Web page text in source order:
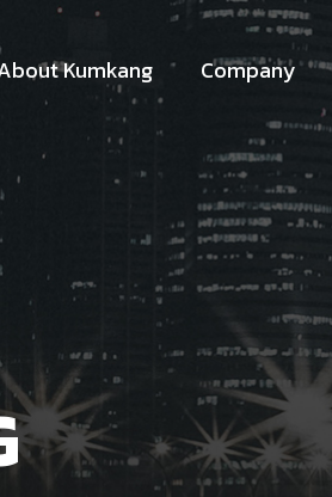
Kumkang Company